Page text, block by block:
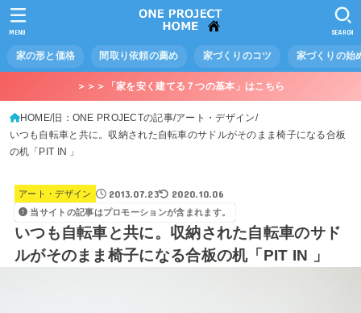
家の形と価格 間取り依頼の薦め 家づくりのコツ 家づくりの始
SEARCH
MENU
＞＞＞「家を安く建てる７つの基本」はこちら
HOME 旧：ONE PROJECTの記事 アート・デザイン
いつも自転車と共に。収納された自転車のサドルがそのまま椅子になる合板
の机「PIT IN 」
アート・デザイン 2013.07.23 2020.10.06
当サイトの記事はプロモーションが含まれます。
いつも自転車と共に。収納された自転車のサド
ルがそのまま椅子になる合板の机「PIT IN 」